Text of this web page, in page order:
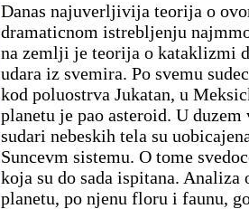
Danas najuverljivija teorija o
dramaticnom istrebljenju
na zemlji je teorija o kataklizmi
udara iz svemira. Po svemu
kod poluostrva Jukatan, u
planetu je pao asteroid. U duzem
sudari nebeskih tela su
Suncevm sistemu. O tome
koja su do sada ispitana.
planetu, po njenu floru i faunu,